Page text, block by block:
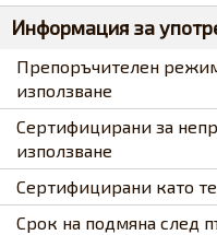
Информация за
Препоръчителен
използване
Сертифицирани за
използване
Сертифицирани като
Срок на подмяна след